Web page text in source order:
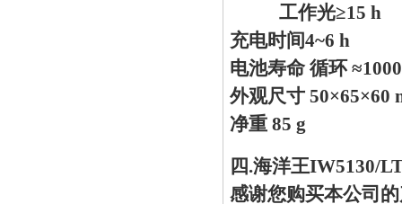
工作光≥15 h
充电时间4~6 h
电池寿命 循环 ≈1000
外观尺寸 50×65×60
净重 85 g
四.海洋王IW5130/
感谢您购买本公司